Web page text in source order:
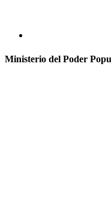
Ministerio del Poder